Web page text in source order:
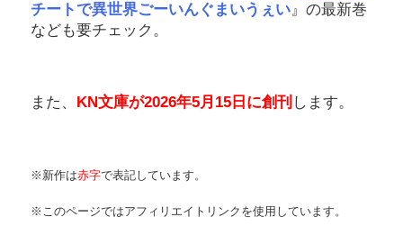
チートで異世界ごーいんぐまいうぇい』の最新巻
なども要チェック。
また、 KN文庫が2026年5月15日に創刊 します。
※新作は赤字で表記しています。
※このページではアフィリエイトリンクを使用しています。